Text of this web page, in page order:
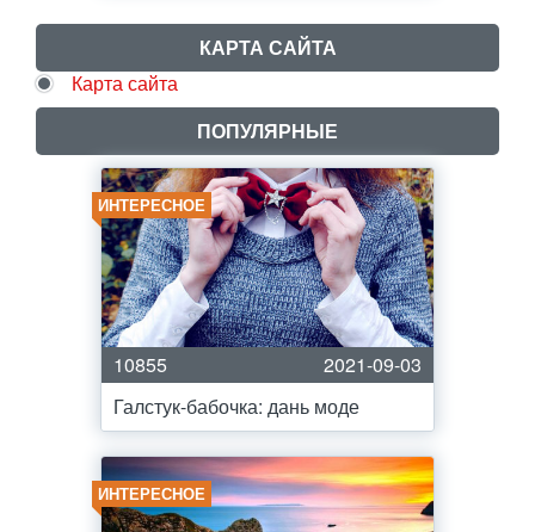
КАРТА САЙТА
Карта сайта
ПОПУЛЯРНЫЕ
ИНТЕРЕСНОЕ
10855
2021-09-03
Галстук-бабочка: дань моде
ИНТЕРЕСНОЕ